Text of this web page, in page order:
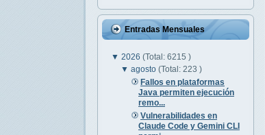
Entradas Mensuales
▼ 2026 (Total: 6215 )
▼agosto(Total: 223 )
Fallos en plataformas
Java permiten ejecución
remo...
Vulnerabilidades en
Claude Code y Gemini CLI